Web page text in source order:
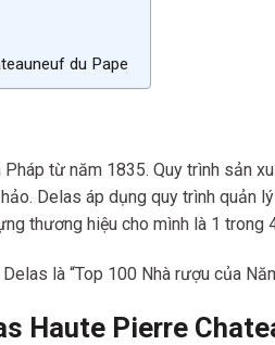
du Pape
từ năm 1835. Quy trình sản
Delas áp dụng quy trình
thương hiệu cho mình là 1 trong
là “Top 100 Nhà rượu của
Haute Pierre